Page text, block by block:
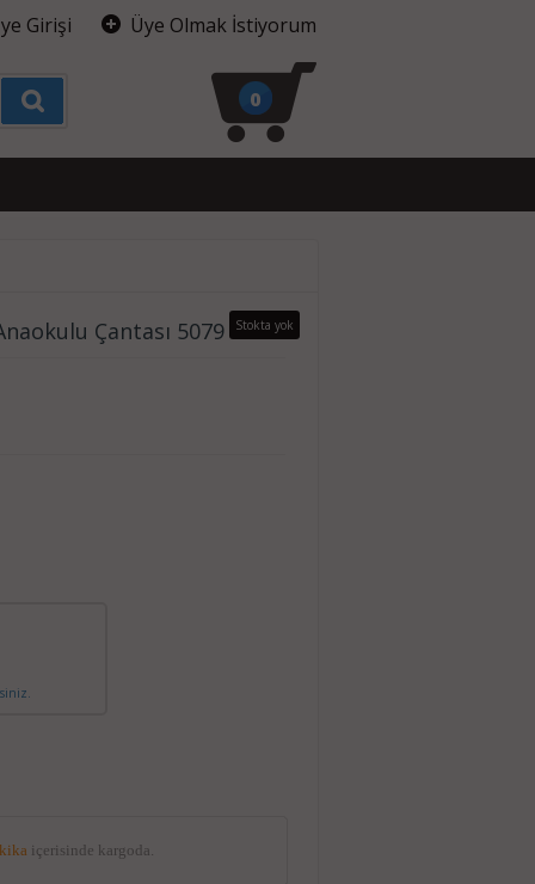
Girişi Üye Olmak İstiyorum
0
Stokta yok
Çantası 5079
içerisinde kargoda.